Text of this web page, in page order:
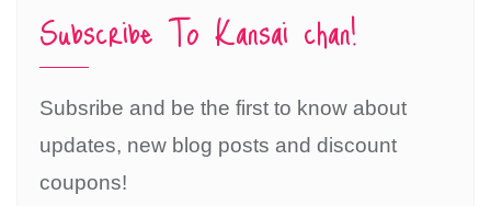
Subscribe To Kansai chan!
Subsribe and be the first to know about
updates, new blog posts and discount
coupons!